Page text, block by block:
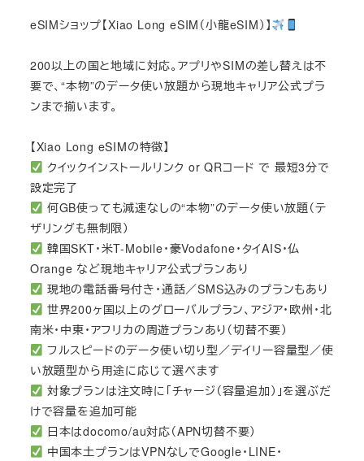
eSIMショップ【Xiao Long eSIM（小龍eSIM）】
200以上の国と地域に対応。アプリやSIMの差し替えは不
要で、“本物”のデータ使い放題から現地キャリア公式プラ
ンまで揃います。
【Xiao Long eSIMの特徴】
クイックインストールリンク or QRコード で 最短3分で
設定完了
何GB使っても減速なしの“本物”のデータ使い放題（テ
ザリングも無制限）
韓国SKT・米T-Mobile・豪Vodafone・タイAIS・仏
Orange など現地キャリア公式プランあり
現地の電話番号付き・通話／SMS込みのプランもあり
世界200ヶ国以上のグローバルプラン、アジア・欧州・北
南米・中東・アフリカの周遊プランあり（切替不要）
フルスピードのデータ使い切り型／デイリー容量型／使
い放題型から用途に応じて選べます
対象プランは注文時に「チャージ（容量追加）」を選ぶだ
けで容量を追加可能
日本はdocomo/au対応（APN切替不要）
中国本土プランはVPNなしでGoogle・LINE・